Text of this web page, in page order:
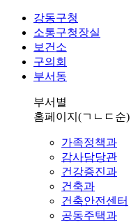
강동구청
소통구청장실
보건소
구의회
부서동
부서별
홈페이지 (ㄱㄴㄷ순)
가족정책과
감사담당관
건강증진과
건축과
건축안전센터
공동주택과